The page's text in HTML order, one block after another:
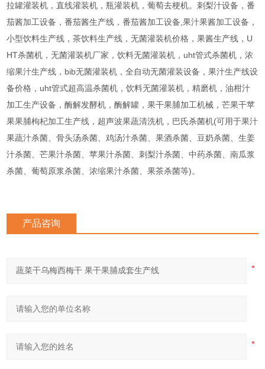
拉罐灌装机，直线灌装机，瓶灌装机，葡萄去梗机。刺梨汁设备，番
茄酱加工设备，番茄酱生产线，番茄酱加工设备,果汁果酱加工设备，
小型饮料生产线，茶饮料生产线，无菌灌装机价格，果酱生产线，U
HT杀菌机，无菌灌装机厂家，饮料无菌灌装机，uht管式杀菌机，浓
缩果汁生产线，bib无菌灌装机，全自动无菌灌装设备，果汁生产线设
备价格，uht管式超高温杀菌机，饮料无菌灌装机，精磨机，油柑汁
加工生产设备，酶解发酵机，酶解罐，果干果脯加工机械，芒果干苹
果果脯枸杞加工生产线，超声波果蔬清洗机，巴氏杀菌机(可用于果汁
果蔬汁杀菌、骨头汤杀菌、鸡汤汁杀菌、果酒杀菌、豆奶杀菌、生姜
汁杀菌、芒果汁杀菌、苹果汁杀菌、刺梨汁杀菌、中药杀菌、南瓜浆
杀菌、葡萄原浆杀菌、浓缩果汁杀菌、果茶杀菌等)。
产品咨询